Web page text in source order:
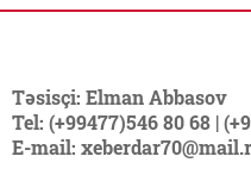
Təsisçi: Elman Abbasov
Tel: (+99477)546 80 68 |
E-mail: